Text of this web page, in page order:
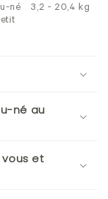
né
3,2 - 20,4 kg
né au
et